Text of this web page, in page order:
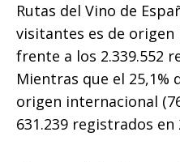
Rutas del Vino de
visitantes es de origen
frente a los 2.339.552
Mientras que el 25,1%
origen internacional
631.239 registrados en